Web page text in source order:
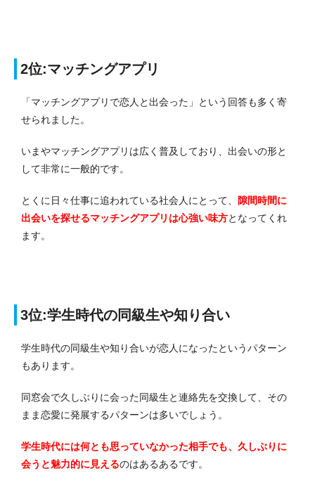
2位:マッチングアプリ
「マッチングアプリで恋人と出会った」という回答も多く寄
せられました。
いまやマッチングアプリは広く普及しており、出会いの形と
して非常に一般的です。
とくに日々仕事に追われている社会人にとって、
隙間時間に
出会いを探せるマッチングアプリは心強い味方となってくれ
ます。
3位:学生時代の同級生や知り合い
学生時代の同級生や知り合いが恋人になったというパターン
もあります。
同窓会で久しぶりに会った同級生と連絡先を交換して、その
まま恋愛に発展するパターンは多いでしょう。
学生時代には何とも思っていなかった相手でも、久しぶりに
会うと魅力的に見えるのはあるあるです。